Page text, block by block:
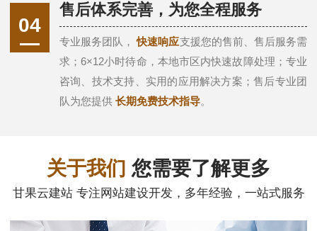
04
售后体系完善，为您全程服务
专业服务团队，快速响应支援您的售前、售后服务需
求；6×12小时待命，本地市区内快速故障处理；专业
咨询、技术支持、实用的应用解决方案；售后专业团
队为您提供 长期免费技术指导。
关于我们 您需要了解更多
甘果云建站 专注网站建设开发，多年经验，一站式服务